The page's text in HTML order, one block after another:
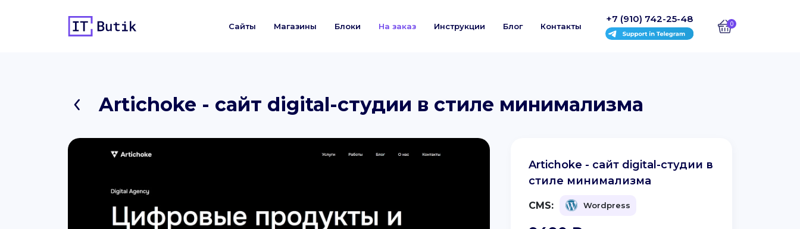
Сайты Магазины Блоки На заказ Инструкции Блог Контакты
+7 (910) 742-25-48 0
Artichoke - сайт digital-студии в стиле минимализма
Artichoke - сайт digital-студии в
стиле минимализма
CMS: Wordpress